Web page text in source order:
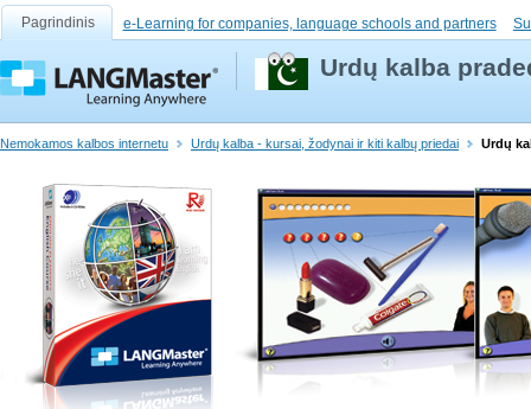
Pagrindinis e-Learning for companies, language schools and partners
Urdų kalba
Nemokamos kalbos internetu Urdų kalba - kursai, žodynai ir kiti kalbų priedai Urdų